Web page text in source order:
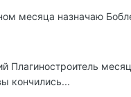
месяца назначаю
Плагиностроитель
кончились...